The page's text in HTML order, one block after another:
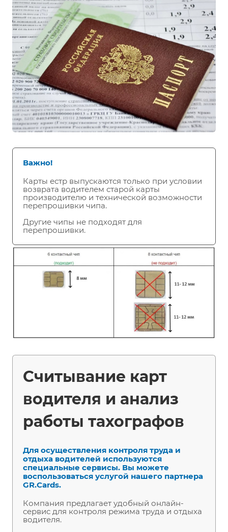
Важно!
Карты естр выпускаются только при условии
возврата водителем старой карты
производителю и технической возможности
перепрошивки чипа.
Другие чипы не подходят для
перепрошивки.
Считывание карт
водителя и анализ
работы тахографов
Для осуществления контроля труда и
отдыха водителей используются
специальные сервисы. Вы можете
воспользоваться услугой нашего партнера
GR.Cards.
Компания предлагает удобный онлайн-
сервис для контроля режима труда и отдыха
водителя.